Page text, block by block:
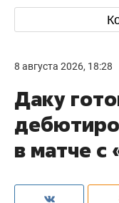
8 августа 2026, 18:28
Даку
в матче с